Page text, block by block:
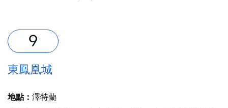
東鳳凰城
地點： 澤特蘭